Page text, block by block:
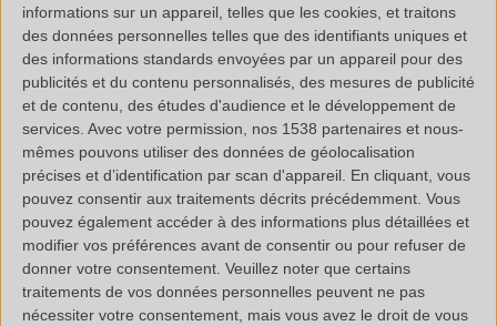
informations sur un appareil, telles que les cookies, et traitons
des données personnelles telles que des identifiants uniques et
des informations standards envoyées par un appareil pour des
publicités et du contenu personnalisés, des mesures de publicité
et de contenu, des études d'audience et le développement de
services. Avec votre permission, nos 1538 partenaires et nous-
mêmes pouvons utiliser des données de géolocalisation
précises et d’identification par scan d'appareil. En cliquant, vous
pouvez consentir aux traitements décrits précédemment. Vous
pouvez également accéder à des informations plus détaillées et
modifier vos préférences avant de consentir ou pour refuser de
donner votre consentement. Veuillez noter que certains
traitements de vos données personnelles peuvent ne pas
nécessiter votre consentement, mais vous avez le droit de vous
gazeuse(GC) avec détection par spectrométrie de masse
(MS) et de l’ IRTF.
La technique de laPyrolyse/GCMS permet de travailler
sur des macromolécules grâce à une dégradation
moléculaire du matériau par apport de chaleur. Cette
dégradation entraine la rupture des chaînes
polymériques et la désorption des molécules volatiles
présentes. L’étude des fragments traceurs permet alors
de remonter jusqu’à la structure de la matrice